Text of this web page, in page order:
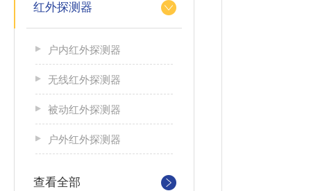
红外探测器
户内红外探测器
无线红外探测器
被动红外探测器
户外红外探测器
查看全部